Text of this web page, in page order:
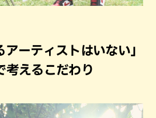
アーティストはいない」
考えるこだわり